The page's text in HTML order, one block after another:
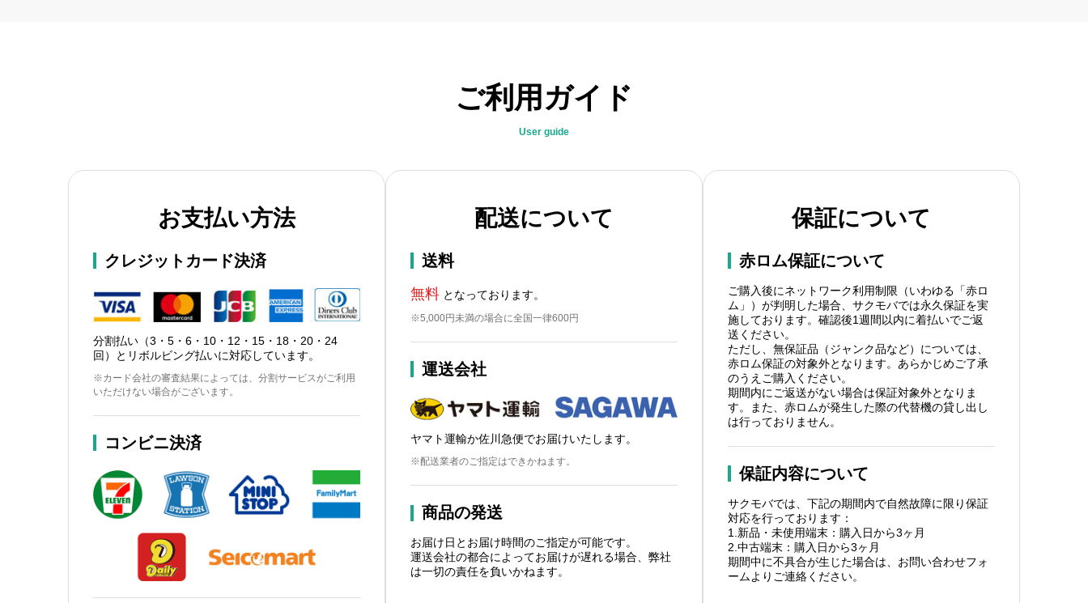
ご利用ガイド
User guide
お支払い方法
クレジットカード決済
分割払い（3・5・6・10・12・15・18・20・24
回）とリボルビング払いに対応しています。
※カード会社の審査結果によっては、分割サービスがご利用
いただけない場合がございます。
コンビニ決済
配送について
送料
無料となっております。
※5,000円未満の場合に全国一律600円
運送会社
ヤマト運輸か佐川急便でお届けいたします。
※配送業者のご指定はできかねます。
商品の発送
お届け日とお届け時間のご指定が可能です。
運送会社の都合によってお届けが遅れる場合、弊社
は一切の責任を負いかねます。
保証について
赤ロム保証について
ご購入後にネットワーク利用制限（いわゆる「赤ロ
ム」）が判明した場合、サクモバでは永久保証を実
施しております。確認後1週間以内に着払いでご返
送ください。
ただし、無保証品（ジャンク品など）については、
赤ロム保証の対象外となります。あらかじめご了承
のうえご購入ください。
期間内にご返送がない場合は保証対象外となりま
す。また、赤ロムが発生した際の代替機の貸し出し
は行っておりません。
保証内容について
サクモバでは、下記の期間内で自然故障に限り保証
対応を行っております：
1.新品・未使用端末：購入日から3ヶ月
2.中古端末：購入日から3ヶ月
期間中に不具合が生じた場合は、お問い合わせフォ
ームよりご連絡ください。